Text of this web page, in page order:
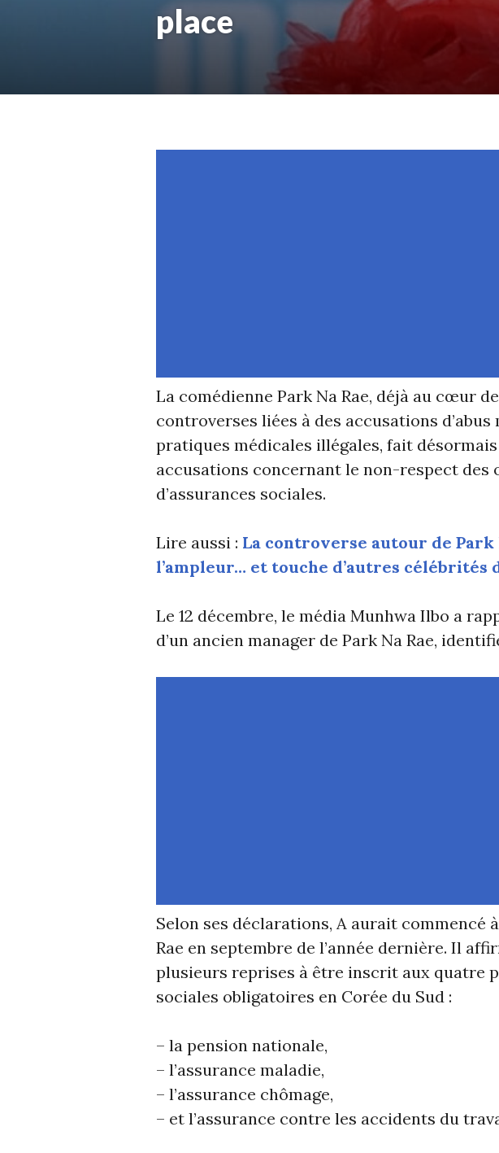
place
La comédienne Park Na Rae, déjà au cœur
controverses liées à des accusations d’abus
pratiques médicales illégales, fait
accusations concernant le non-respect des
d’assurances sociales.
Lire aussi : La controverse autour de Park
l’ampleur… et touche d’autres célébrités
Le 12 décembre, le média Munhwa Ilbo a
d’un ancien manager de Park Na Rae,
Selon ses déclarations, A aurait commencé
Rae en septembre de l’année dernière. Il
plusieurs reprises à être inscrit aux quatre
sociales obligatoires en Corée du Sud :
– la pension nationale,
– l’assurance maladie,
– l’assurance chômage,
– et l’assurance contre les accidents du